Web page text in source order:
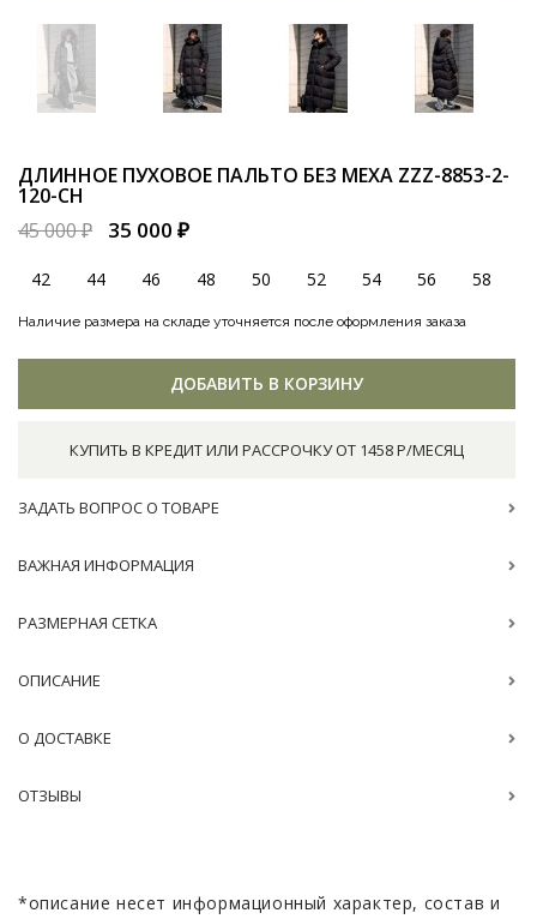
ДЛИННОЕ ПУХОВОЕ ПАЛЬТО БЕЗ МЕХА ZZZ-8853-2-
120-CH
45 000 ₽
35 000 ₽
42 44 46 48 50 52 54 56 58
Наличие размера на складе уточняется после оформления заказа
ДОБАВИТЬ В КОРЗИНУ
КУПИТЬ В КРЕДИТ ИЛИ РАССРОЧКУ ОТ 1458 Р/МЕСЯЦ
ЗАДАТЬ ВОПРОС О ТОВАРЕ
ВАЖНАЯ ИНФОРМАЦИЯ
РАЗМЕРНАЯ СЕТКА
ОПИСАНИЕ
О ДОСТАВКЕ
ОТЗЫВЫ
*описание несет информационный характер, состав и